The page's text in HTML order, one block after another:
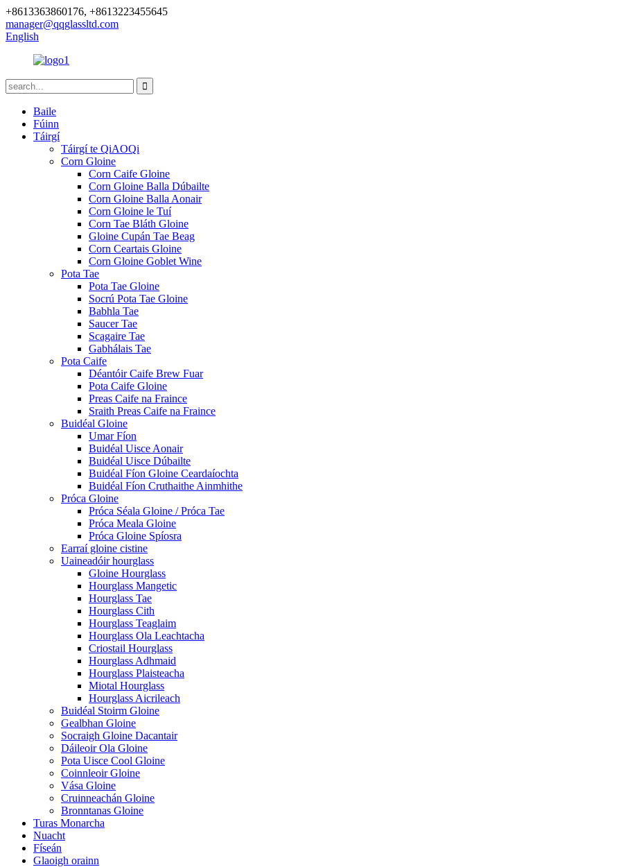
+8613363860176, +8613223455645
manager@qqglassltd.com
English
Baile
Fúinn
Táirgí
Táirgí te QiAOQi
Corn Gloine
Corn Caife Gloine
Corn Gloine Balla Dúbailte
Corn Gloine Balla Aonair
Corn Gloine le Tuí
Corn Tae Bláth Gloine
Gloine Cupán Tae Beag
Corn Ceartais Gloine
Corn Gloine Goblet Wine
Pota Tae
Pota Tae Gloine
Socrú Pota Tae Gloine
Babhla Tae
Saucer Tae
Scagaire Tae
Gabhálais Tae
Pota Caife
Déantóir Caife Brew Fuar
Pota Caife Gloine
Preas Caife na Fraince
Sraith Preas Caife na Fraince
Buidéal Gloine
Umar Fíon
Buidéal Uisce Aonair
Buidéal Uisce Dúbailte
Buidéal Fíon Gloine Ceardaíochta
Buidéal Fíon Cruthaithe Ainmhithe
Próca Gloine
Próca Séala Gloine / Próca Tae
Próca Meala Gloine
Próca Gloine Spíosra
Earraí gloine cistine
Uaineadóir hourglass
Gloine Hourglass
Hourglass Mangetic
Hourglass Tae
Hourglass Cith
Hourglass Teaglaim
Hourglass Ola Leachtacha
Criostail Hourglass
Hourglass Adhmaid
Hourglass Plaisteacha
Miotal Hourglass
Hourglass Aicrileach
Buidéal Stoirm Gloine
Gealbhan Gloine
Socraigh Gloine Dacantair
Dáileoir Ola Gloine
Pota Uisce Cool Gloine
Coinnleoir Gloine
Vása Gloine
Cruinneachán Gloine
Bronntanas Gloine
Turas Monarcha
Nuacht
Físeán
Glaoigh orainn